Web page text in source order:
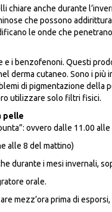
chiare anche durante
che possono
le onde che
e i benzofenoni. Questi
derma cutaneo. Sono i
di pigmentazione della
utilizzare solo filtri fisici.
pelle
ovvero dalle 11.00 alle
alle 8 del mattino)
durante i mesi invernali,
orale.
mezz’ora prima di